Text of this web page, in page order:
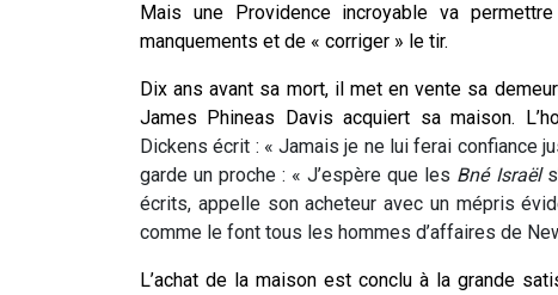
Mais une Providence incroyable va
manquements et de « corriger » le tir.
Dix ans avant sa mort, il met en vente sa
James Phineas Davis acquiert sa maison.
Dickens écrit : « Jamais je ne lui ferai confiance
garde un proche : « J’espère que les BnéIsraël
écrits, appelle son acheteur avec un mépris
comme le font tous les hommes d’affaires de
L’achat de la maison est conclu à la grande